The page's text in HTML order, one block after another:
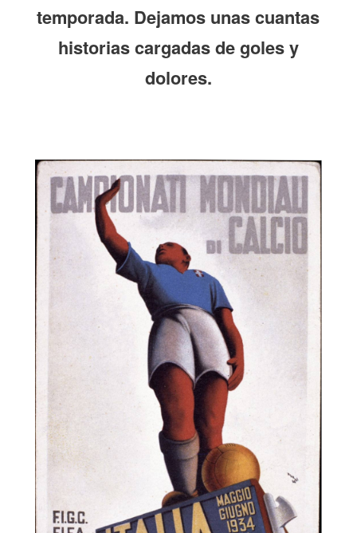
temporada. Dejamos unas cuantas
historias cargadas de goles y
dolores.